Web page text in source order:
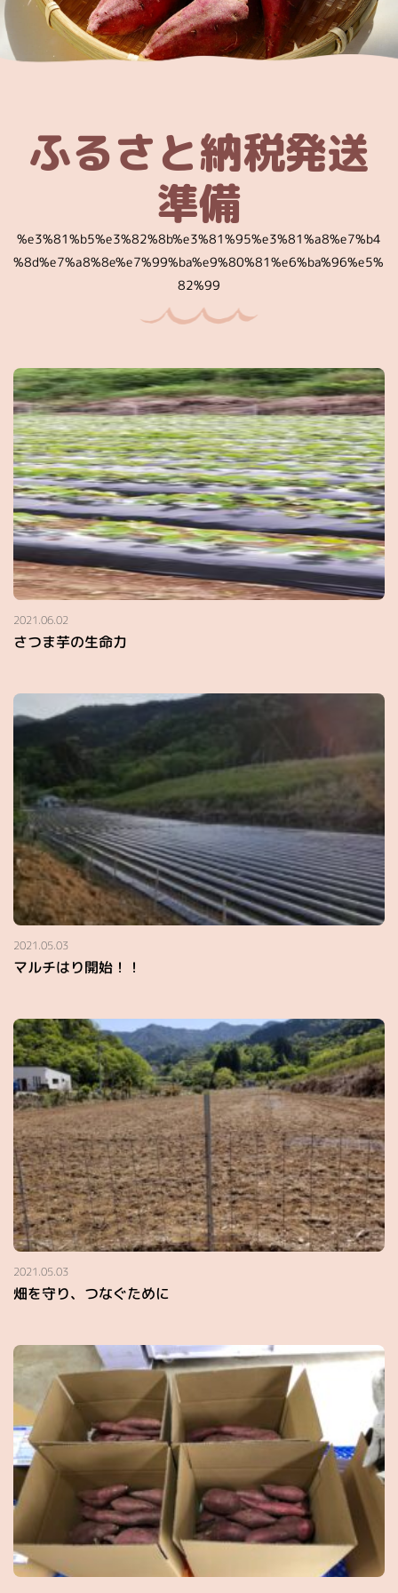
ふるさと納税発送
準備
%e3%81%b5%e3%82%8b%e3%81%95%e3%81%a8%e7%b4
%8d%e7%a8%8e%e7%99%ba%e9%80%81%e6%ba%96%e5%
82%99
2021.06.02
さつま芋の生命力
2021.05.03
マルチはり開始！！
2021.05.03
畑を守り、つなぐために